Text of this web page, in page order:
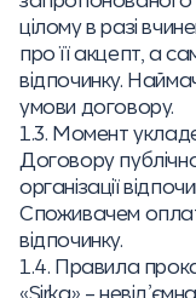
цілому в разі
про її акцепт, а
відпочинку.
умови договору.
1.3. Момент
Договору
організації
Споживачем
відпочинку.
1.4. Правила
«Sirka» –